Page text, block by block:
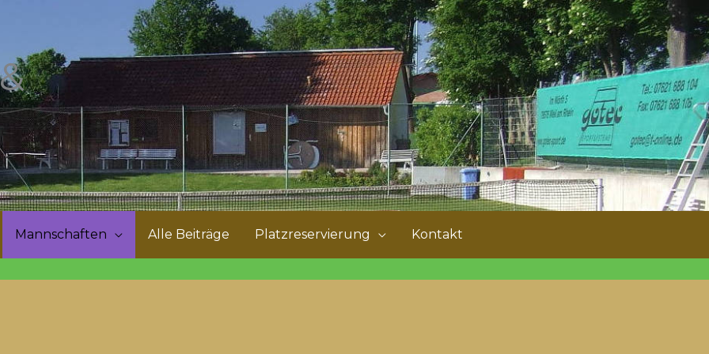
Mannschaften Alle Beiträge Platzreservierung Kontakt